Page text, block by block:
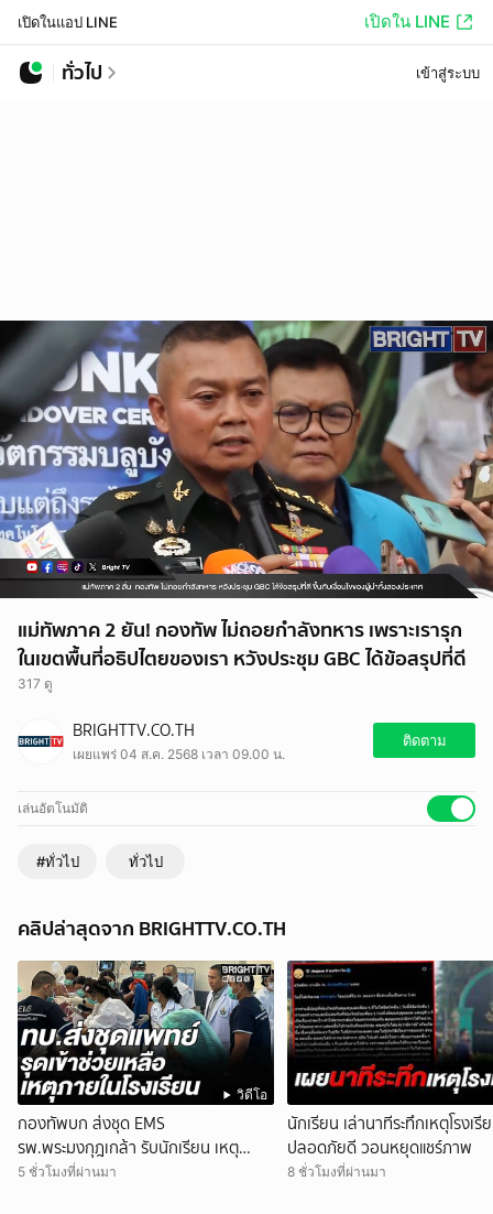
เปิดในแอป LINE เปิดใน LINE
ทั่วไป เข้าสู่ระบบ
แม่ทัพภาค 2 ยัน! กองทัพ ไม่ถอยกำลังทหาร เพราะเรารุก
ในเขตพื้นที่อธิปไตยของเรา หวังประชุม GBC ได้ข้อสรุปที่ดี
317 ดู
BRIGHTTV.CO.TH
เผยแพร่ 04 ส.ค. 2568 เวลา 09.00 น.
ติดตาม
เล่นอัตโนมัติ
#ทั่วไป ทั่วไป
คลิปล่าสุดจาก BRIGHTTV.CO.TH
วิดีโอ
กองทัพบก ส่งชุด EMS
รพ.พระมงกุฎเกล้า รับนักเรียน เหตุ
โรงเรียน จ.นนทบุรี เร่งผ่าตัด
5 ชั่วโมงที่ผ่านมา
นักเรียน เล่านาทีระทึกเหตุโรงเรี
ปลอดภัยดี วอนหยุดแชร์ภาพ
8 ชั่วโมงที่ผ่านมา